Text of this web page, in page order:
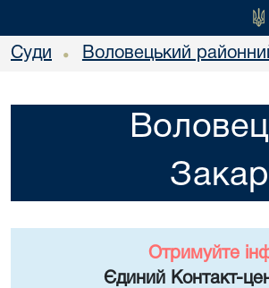
Суди • Воловецький
Отримуйте
Єдиний Контакт-